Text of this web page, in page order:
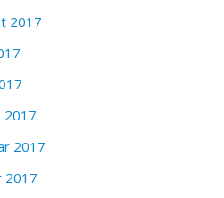
2017
2017
2017
2017